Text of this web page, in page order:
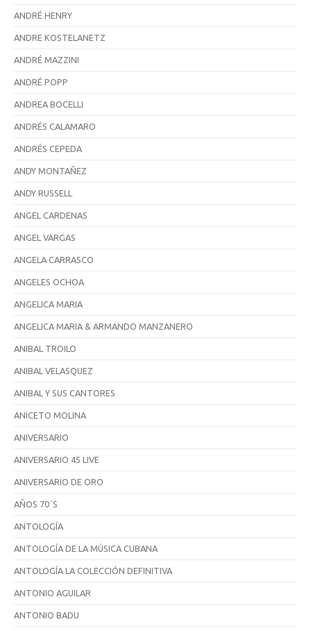
ANDRÉ HENRY
ANDRE KOSTELANETZ
ANDRÉ MAZZINI
ANDRÉ POPP
ANDREA BOCELLI
ANDRÉS CALAMARO
ANDRÉS CEPEDA
ANDY MONTAÑEZ
ANDY RUSSELL
ANGEL CARDENAS
ANGEL VARGAS
ANGELA CARRASCO
ANGELES OCHOA
ANGELICA MARIA
ANGELICA MARIA & ARMANDO MANZANERO
ANIBAL TROILO
ANIBAL VELASQUEZ
ANIBAL Y SUS CANTORES
ANICETO MOLINA
ANIVERSARIO
ANIVERSARIO 45 LIVE
ANIVERSARIO DE ORO
AÑOS 70´S
ANTOLOGÍA
ANTOLOGÍA DE LA MÚSICA CUBANA
ANTOLOGÍA LA COLECCIÓN DEFINITIVA
ANTONIO AGUILAR
ANTONIO BADU